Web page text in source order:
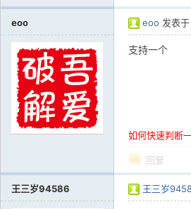
eoo eoo 发表于
支持一个
如何快速判断
回复
王三岁94586 王三岁